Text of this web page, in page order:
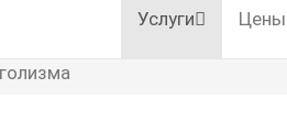
Услуги Цены